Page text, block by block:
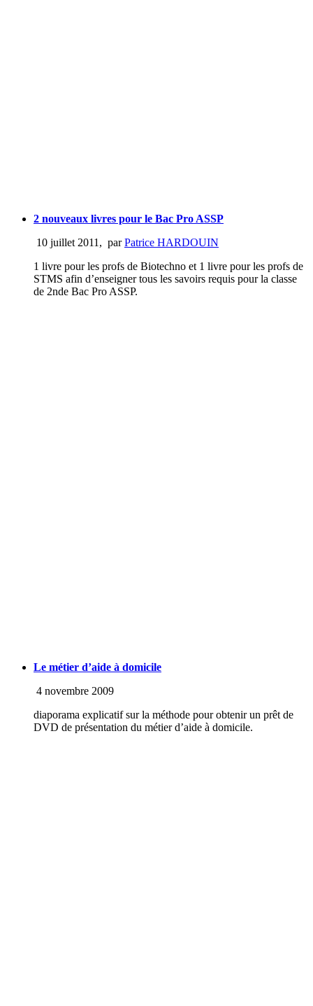
2 nouveaux livres pour le Bac Pro ASSP
10 juillet 2011 , parPatrice HARDOUIN
1 livre pour les profs de Biotechno et 1 livre pour les profs de
STMS afin d’enseigner tous les savoirs requis pour la classe
de 2nde Bac Pro ASSP.
Le métier d’aide à domicile
4 novembre 2009
diaporama explicatif sur la méthode pour obtenir un prêt de
DVD de présentation du métier d’aide à domicile.